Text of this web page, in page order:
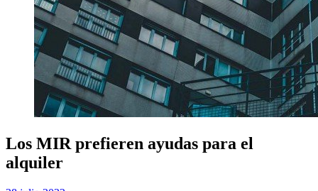
Los MIR prefieren ayudas para el
alquiler